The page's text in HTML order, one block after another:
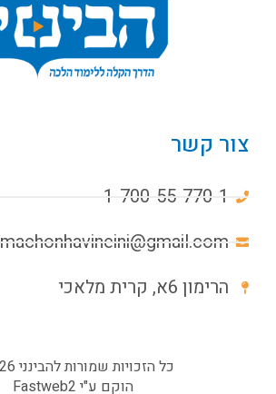
צור קשר
1-700-55-770-1
machonhavineini@gmail.com
הרימון 6א, קרית מלאכי
כל הזכויות שמורות להבינני 2026©
הוקם ע"י Fastweb2